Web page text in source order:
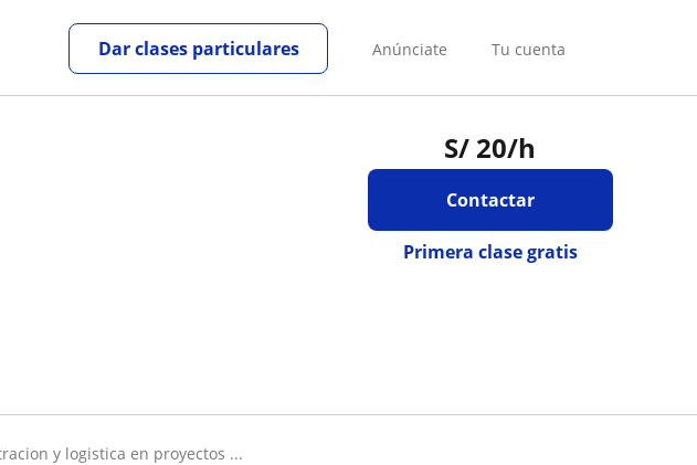
Anúnciate Tu cuenta
Dar clases particulares
S/ 20/h
Contactar
Primera clase gratis
y logistica en proyectos ...